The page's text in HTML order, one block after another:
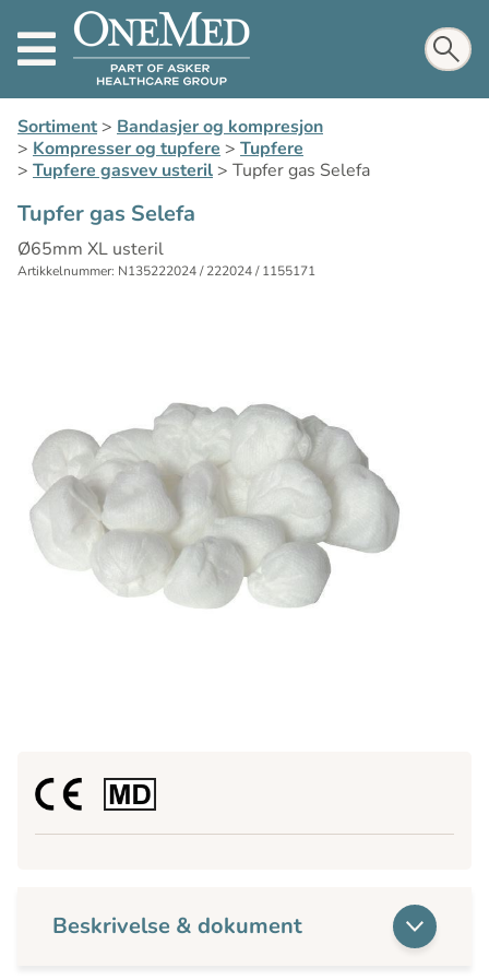
Sortiment> Bandasjer og kompresjon
> Kompresser og tupfere > Tupfere
> Tupfere gasvev usteril> Tupfer gas Selefa
Tupfer gas Selefa
Ø65mm XL usteril
Artikkelnummer: N135222024 / 222024 / 1155171
Beskrivelse & dokument